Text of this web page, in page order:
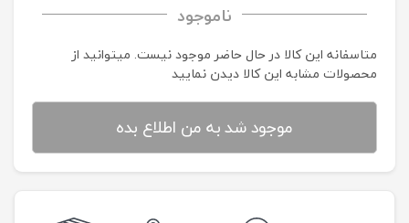
ناموجود
متاسفانه این کالا در حال حاضر موجود نیست. می‍توانید از
محصولات مشابه این کالا دیدن نمایید
موجود شد به من اطلاع بده